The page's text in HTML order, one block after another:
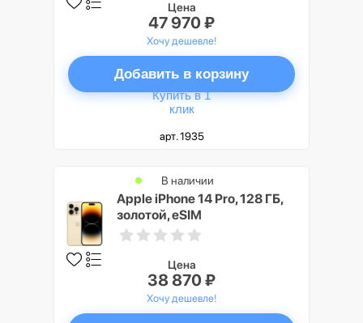
Цена
47 970 ₽
Хочу дешевле!
Добавить в корзину
Купить в 1
клик
арт. 1935
Apple iPhone 14 Pro, 128 ГБ,
золотой, eSIM
В наличии
Цена
38 870 ₽
Хочу дешевле!